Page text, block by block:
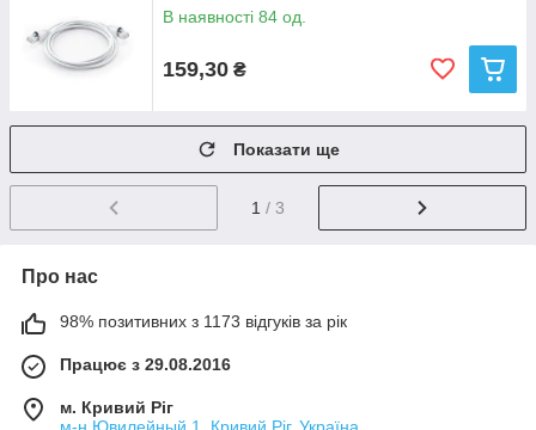
В наявності 84 од.
159,30 ₴
Показати ще
1 / 3
Про нас
98% позитивних з 1173 відгуків за рік
Працює з 29.08.2016
м. Кривий Ріг